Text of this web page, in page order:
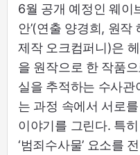
6월 공개 예정인 웨이
안’(연출 양경희, 원
제작 오크컴퍼니)은
을 원작으로 한 작품
실을 추적하는 수사관
는 과정 속에서 서로
이야기를 그린다. 특
‘범죄수사물’ 요소를